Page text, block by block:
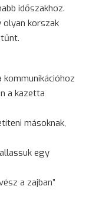
időszakhoz.
korszak
a kazetta
másoknak,
egy
a zajban”